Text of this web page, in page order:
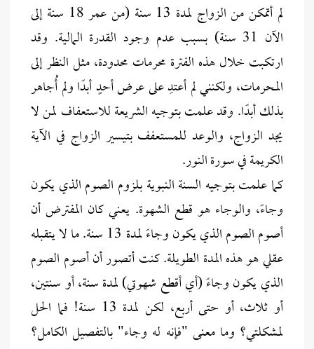
لم أتمكن من الزواج لمدة 13 سنة (من عمر 18 سنة إلى
الآن 31 سنة) بسبب عدم وجود القدرة المالية. وقد
ارتكبت خلال هذه الفترة محرمات محدودة، مثل النظر إلى
المحرمات، ولكنني لم أعتدِ على عرض أحدٍ أبدًا ولم أُجاهر
بذلك أبدًا. وقد علمت بتوجيه الشريعة للاستعفاف لمن لا
يجد الزواج، والوعد للمستعفف بتيسير الزواج في الآية
الكريمة في سورة النور.
كما علمت بتوجيه السنة النبوية بلزوم الصوم الذي يكون
وجاءً، والوجاء هو قطع الشهوة. يعني كان المفترض أن
أصوم الصوم الذي يكون وجاءً لمدة 13 سنة. ما لا يتقبله
عقلي هو هذه المدة الطويلة. كنت أتصور أن أصوم الصوم
الذي يكون وجاءً (أي أقطع شهوتي) لمدة سنة، أو سنتين،
أو ثلاث، أو حتى أربع، لكن لمدة 13 سنة! فما الحل
لمشكلتي؟ وما معنى "فإنه له وجاء" بالتفصيل الكامل؟